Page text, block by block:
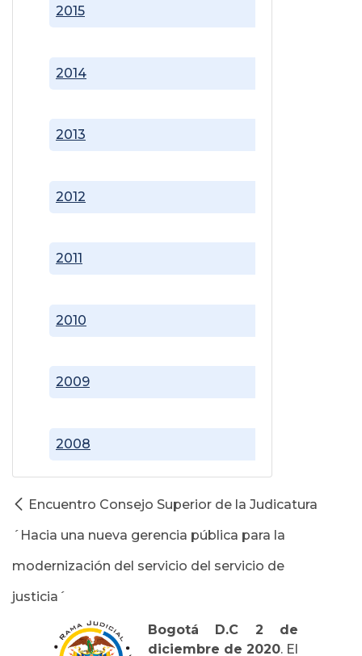
2008
2009
2010
2011
2012
2013
2014
2015
Encuentro Consejo Superior de la Judicatura
´Hacia una nueva gerencia pública para la
modernización del servicio del servicio de
justicia´
Bogotá D.C 2 de
diciembre de 2020. El